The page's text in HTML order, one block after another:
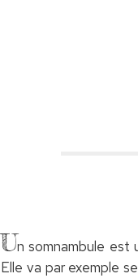
Un somnambule est
Elle va par exemple